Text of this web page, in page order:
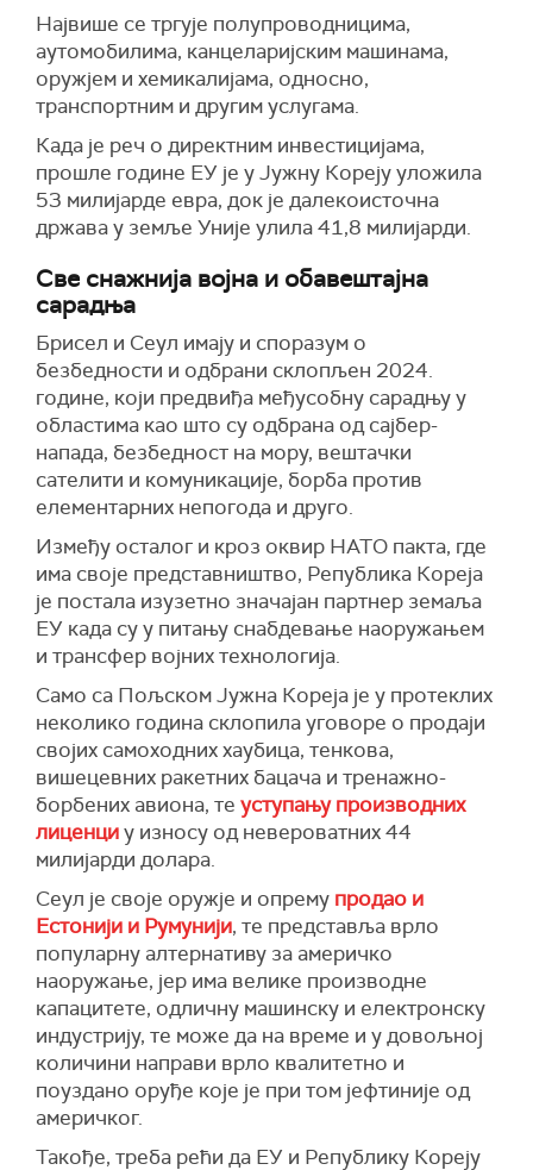
Највише се тргује полупроводницима,
аутомобилима, канцеларијским машинама,
оружјем и хемикалијама, односно,
транспортним и другим услугама.
Када је реч о директним инвестицијама,
прошле године ЕУ је у Јужну Кореју уложила
53 милијарде евра, док је далекоисточна
држава у земље Уније улила 41,8 милијарди.
Све снажнија војна и обавештајна
сарадња
Брисел и Сеул имају и споразум о
безбедности и одбрани склопљен 2024.
године, који предвиђа међусобну сарадњу у
областима као што су одбрана од сајбер-
напада, безбедност на мору, вештачки
сателити и комуникације, борба против
елементарних непогода и друго.
Између осталог и кроз оквир НАТО пакта, где
има своје представништво, Република Кореја
је постала изузетно значајан партнер земаља
ЕУ када су у питању снабдевање наоружањем
и трансфер војних технологија.
Само са Пољском Јужна Кореја је у протеклих
неколико година склопила уговоре о продаји
својих самоходних хаубица, тенкова,
вишецевних ракетних бацача и тренажно-
борбених авиона, те уступању производних
лиценциу износу од невероватних 44
милијарди долара.
Сеул је своје оружје и опрему продао и
Естонији и Румунији, те представља врло
популарну алтернативу за америчко
наоружање, јер има велике производне
капацитете, одличну машинску и електронску
индустрију, те може да на време и у довољној
количини направи врло квалитетно и
поуздано оруђе које је при том јефтиније од
америчког.
Такође, треба рећи да ЕУ и Републику Кореју